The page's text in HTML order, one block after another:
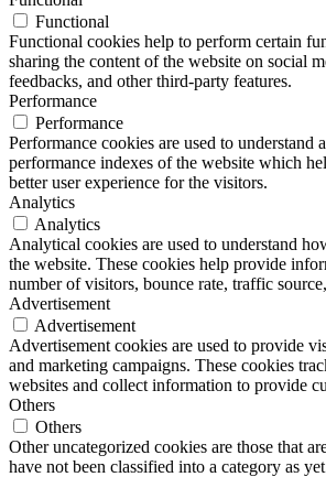
Functional
Functional cookies help to perform certain
sharing the content of the website on social
feedbacks, and other third-party features.
Performance
Performance
Performance cookies are used to understand
performance indexes of the website which
better user experience for the visitors.
Analytics
Analytics
Analytical cookies are used to understand
the website. These cookies help provide
number of visitors, bounce rate, traffic
Advertisement
Advertisement
Advertisement cookies are used to provide
and marketing campaigns. These cookies
websites and collect information to provide
Others
Others
Other uncategorized cookies are those that
have not been classified into a category as